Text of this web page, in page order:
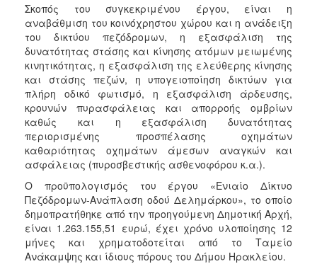
Σκοπός του συγκεκριμένου έργου, είναι η
αναβάθμιση του κοινόχρηστου χώρου και η ανάδειξη
του δικτύου πεζόδρομων, η εξασφάλιση της
δυνατότητας στάσης και κίνησης ατόμων μειωμένης
κινητικότητας, η εξασφάλιση της ελεύθερης κίνησης
και στάσης πεζών, η υπογειοποίηση δικτύων για
πλήρη οδικό φωτισμό, η εξασφάλιση άρδευσης,
κρουνών πυρασφάλειας και απορροής ομβρίων
καθώς και η εξασφάλιση δυνατότητας
περιορισμένης προσπέλασης οχημάτων
καθαριότητας οχημάτων άμεσων αναγκών και
ασφάλειας (πυροσβεστικής ασθενοφόρου κ.α.).
Ο προϋπολογισμός του έργου «Ενιαίο Δίκτυο
Πεζόδρομων-Ανάπλαση οδού Δελημάρκου», το οποίο
δημοπρατήθηκε από την προηγούμενη Δημοτική Αρχή,
είναι 1.263.155,51 ευρώ, έχει χρόνο υλοποίησης 12
μήνες και χρηματοδοτείται από το Ταμείο
Ανάκαμψης και ίδιους πόρους του Δήμου Ηρακλείου.